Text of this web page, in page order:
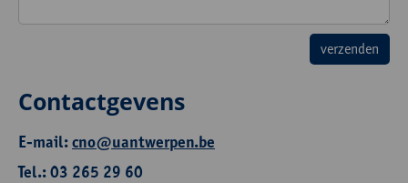
Contactgevens
E-mail:cno@uantwerpen.be
Tel.: 03 265 29 60